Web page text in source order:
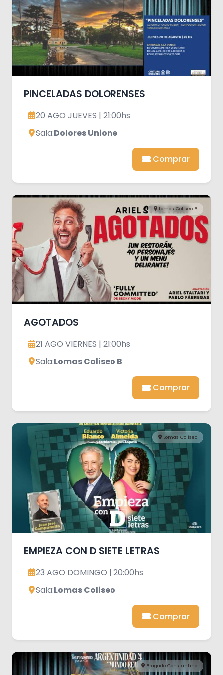
PINCELADAS DOLORENSES
20 AGO JUEVES | 21:00hs
Sala:Dolores Unione
Comprar
Lomas Coliseo B
AGOTADOS
21 AGO VIERNES | 21:00hs
Sala:Lomas Coliseo B
Comprar
Lomas Coliseo
EMPIEZA CON D SIETE LETRAS
23 AGO DOMINGO | 20:00hs
Sala:Lomas Coliseo
Comprar
Bragado Constantino